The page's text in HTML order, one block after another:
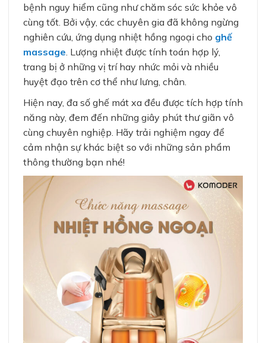
bệnh nguy hiểm cũng như chăm sóc sức khỏe vô
cùng tốt. Bởi vậy, các chuyên gia đã không ngừng
nghiên cứu, ứng dụng nhiệt hồng ngoại cho ghế
massage . Lượng nhiệt được tính toán hợp lý,
trang bị ở những vị trí hay nhức mỏi và nhiều
huyệt đạo trên cơ thể như lưng, chân.
Hiện nay, đa số ghế mát xa đều được tích hợp tính
năng này, đem đến những giây phút thư giãn vô
cùng chuyên nghiệp. Hãy trải nghiệm ngay để
cảm nhận sự khác biệt so với những sản phẩm
thông thường bạn nhé!